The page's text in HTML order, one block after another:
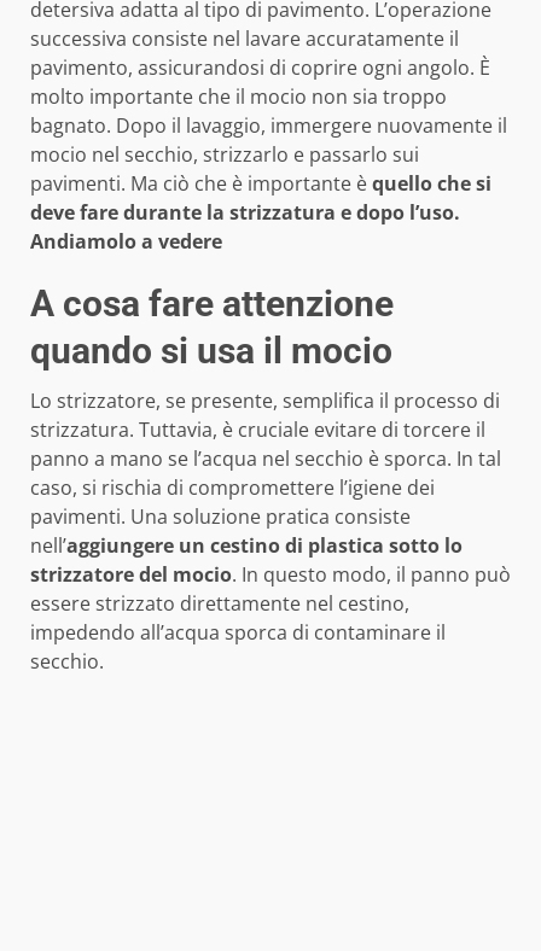
detersiva adatta al tipo di pavimento. L’operazione
successiva consiste nel lavare accuratamente il
pavimento, assicurandosi di coprire ogni angolo. È
molto importante che il mocio non sia troppo
bagnato. Dopo il lavaggio, immergere nuovamente il
mocio nel secchio, strizzarlo e passarlo sui
pavimenti. Ma ciò che è importante èquello che si
deve fare durante la strizzatura e dopo l’uso.
Andiamolo a vedere
A cosa fare attenzione
quando si usa il mocio
Lo strizzatore, se presente, semplifica il processo di
strizzatura. Tuttavia, è cruciale evitare di torcere il
panno a mano se l’acqua nel secchio è sporca. In tal
caso, si rischia di compromettere l’igiene dei
pavimenti. Una soluzione pratica consiste
nell’aggiungere un cestino di plastica sotto lo
strizzatore del mocio. In questo modo, il panno può
essere strizzato direttamente nel cestino,
impedendo all’acqua sporca di contaminare il
secchio.